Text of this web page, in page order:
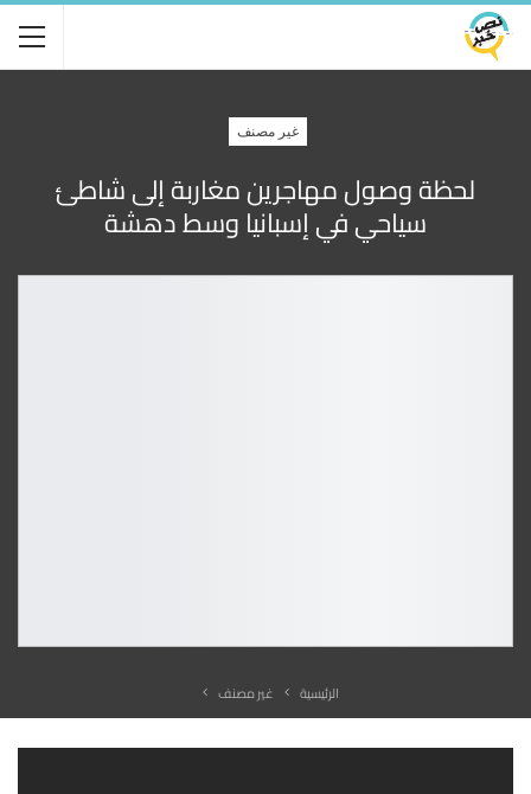
غير مصنف
لحظة وصول مهاجرين مغاربة إلى شاطئ
سياحي في إسبانيا وسط دهشة
الرئيسية غير مصنف